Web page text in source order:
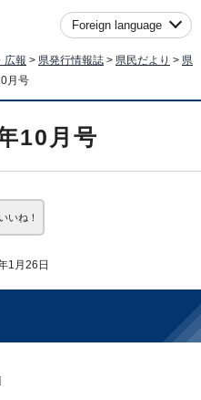
Foreign language
広報 > 県発行情報誌 > 県民だより > 県
月号
10月号
いいね！
1月26日